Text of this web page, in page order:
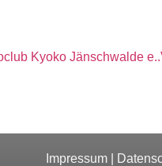
Kyoko Jänschwalde
Impressum